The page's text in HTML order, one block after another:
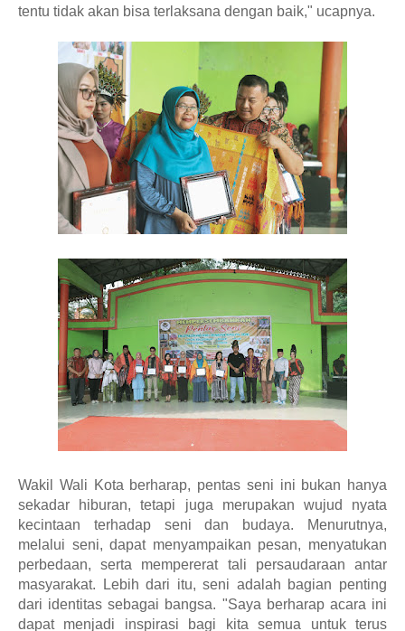
tentu tidak akan bisa terlaksana dengan baik," ucapnya.
Wakil Wali Kota berharap, pentas seni ini bukan hanya
sekadar hiburan, tetapi juga merupakan wujud nyata
kecintaan terhadap seni dan budaya. Menurutnya,
melalui seni, dapat menyampaikan pesan, menyatukan
perbedaan, serta mempererat tali persaudaraan antar
masyarakat. Lebih dari itu, seni adalah bagian penting
dari identitas sebagai bangsa. "Saya berharap acara ini
dapat menjadi inspirasi bagi kita semua untuk terus